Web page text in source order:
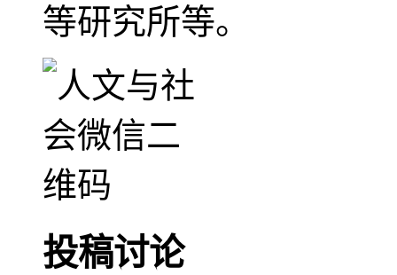
等研究所等。
投稿讨论